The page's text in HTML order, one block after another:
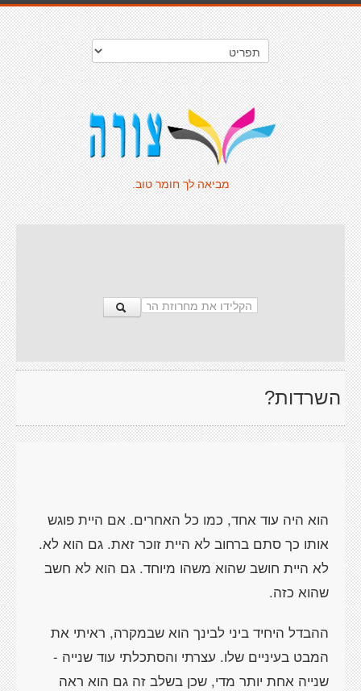
מביאה לך חומר טוב.
השרדות?
הוא היה עוד אחד, כמו כל האחרים. אם היית פוגש
אותו כך סתם ברחוב לא היית זוכר זאת. גם הוא לא.
לא היית חושב שהוא משהו מיוחד. גם הוא לא חשב
שהוא כזה.
ההבדל היחיד ביני לבינך הוא שבמקרה, ראיתי את
המבט בעיניים שלו. עצרתי והסתכלתי עוד שנייה -
שנייה אחת יותר מדי, שכן בשלב זה גם הוא ראה